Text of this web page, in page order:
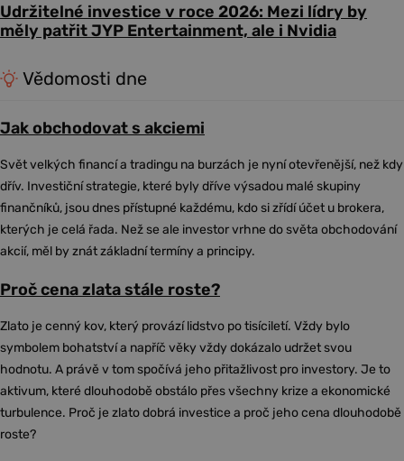
Udržitelné investice v roce 2026: Mezi lídry by
měly patřit JYP Entertainment, ale i Nvidia
Vědomosti dne
Jak obchodovat s akciemi
Svět velkých financí a tradingu na burzách je nyní otevřenější, než kdy
dřív. Investiční strategie, které byly dříve výsadou malé skupiny
finančníků, jsou dnes přístupné každému, kdo si zřídí účet u brokera,
kterých je celá řada. Než se ale investor vrhne do světa obchodování
akcií, měl by znát základní termíny a principy.
Proč cena zlata stále roste?
Zlato je cenný kov, který provází lidstvo po tisíciletí. Vždy bylo
symbolem bohatství a napříč věky vždy dokázalo udržet svou
hodnotu. A právě v tom spočívá jeho přitažlivost pro investory. Je to
aktivum, které dlouhodobě obstálo přes všechny krize a ekonomické
turbulence. Proč je zlato dobrá investice a proč jeho cena dlouhodobě
roste?